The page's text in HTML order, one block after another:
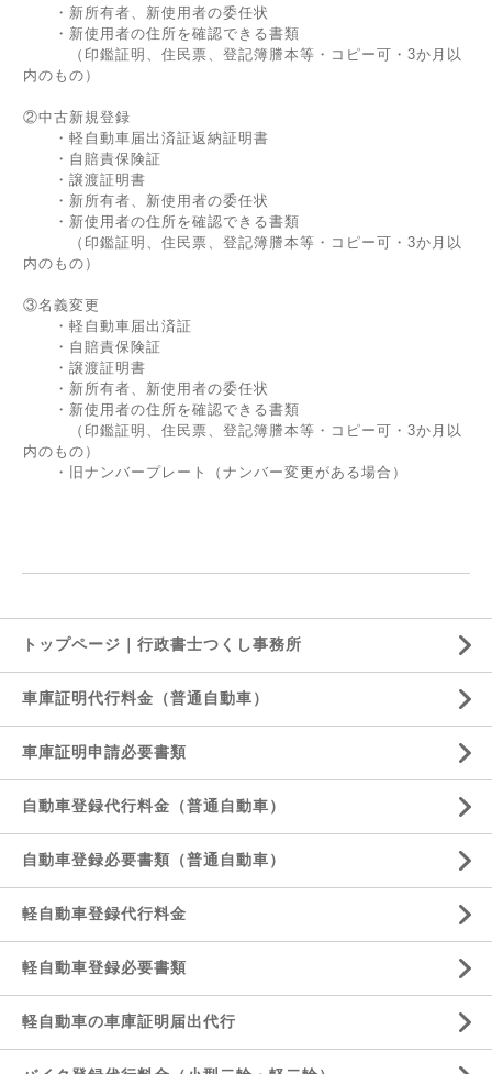
・新所有者、新使用者の委任状
・新使用者の住所を確認できる書類
（印鑑証明、住民票、登記簿謄本等・コピー可・3か月以
内のもの）
②中古新規登録
・軽自動車届出済証返納証明書
・自賠責保険証
・譲渡証明書
・新所有者、新使用者の委任状
・新使用者の住所を確認できる書類
（印鑑証明、住民票、登記簿謄本等・コピー可・3か月以
内のもの）
③名義変更
・軽自動車届出済証
・自賠責保険証
・譲渡証明書
・新所有者、新使用者の委任状
・新使用者の住所を確認できる書類
（印鑑証明、住民票、登記簿謄本等・コピー可・3か月以
内のもの）
・旧ナンバープレート（ナンバー変更がある場合）
トップページ｜行政書士つくし事務所
車庫証明代行料金（普通自動車）
車庫証明申請必要書類
自動車登録代行料金（普通自動車）
自動車登録必要書類（普通自動車）
軽自動車登録代行料金
軽自動車登録必要書類
軽自動車の車庫証明届出代行